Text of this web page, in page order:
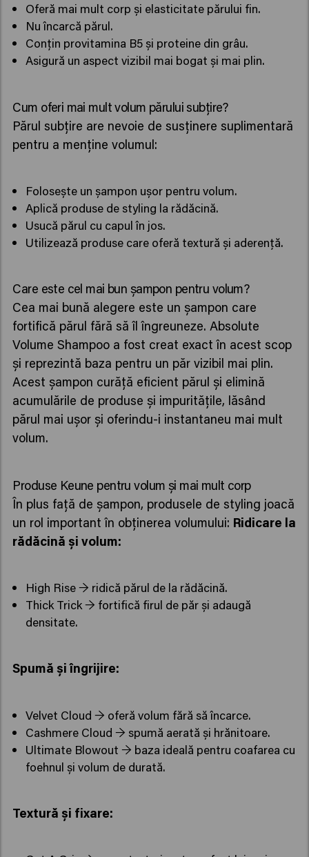
Oferă mai mult corp și elasticitate părului fin.
Nu încarcă părul.
Conțin provitamina B5 și proteine din grâu.
Asigură un aspect vizibil mai bogat și mai plin.
Cum oferi mai mult volum părului subțire?
Părul subțire are nevoie de susținere suplimentară
pentru a menține volumul:
Folosește un șampon ușor pentru volum.
Aplică produse de styling la rădăcină.
Usucă părul cu capul în jos.
Utilizează produse care oferă textură și aderență.
Care este cel mai bun șampon pentru volum?
Cea mai bună alegere este un șampon care
fortifică părul fără să îl îngreuneze. Absolute
Volume Shampoo a fost creat exact în acest scop
și reprezintă baza pentru un păr vizibil mai plin.
Acest șampon curăță eficient părul și elimină
acumulările de produse și impuritățile, lăsând
părul mai ușor și oferindu-i instantaneu mai mult
volum.
Produse Keune pentru volum și mai mult corp
În plus față de șampon, produsele de styling joacă
un rol important în obținerea volumului: Ridicare la
rădăcină și volum:
High Rise → ridică părul de la rădăcină.
Thick Trick → fortifică firul de păr și adaugă
densitate.
Spumă și îngrijire:
Velvet Cloud → oferă volum fără să încarce.
Cashmere Cloud → spumă aerată și hrănitoare.
Ultimate Blowout → baza ideală pentru coafarea cu
foehnul și volum de durată.
Textură și fixare: